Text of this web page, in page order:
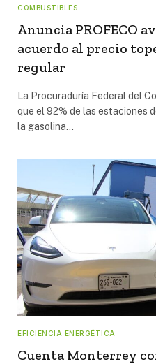
COMBUSTIBLES
Anuncia PROFECO
acuerdo al precio
regular
La Procuraduría Federal del
que el 92% de las estaciones
la gasolina…
EFICIENCIA ENERGÉTICA
Cuenta Monterrey